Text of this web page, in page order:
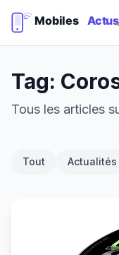
Tag:
Tous les articles
Tout Actualités